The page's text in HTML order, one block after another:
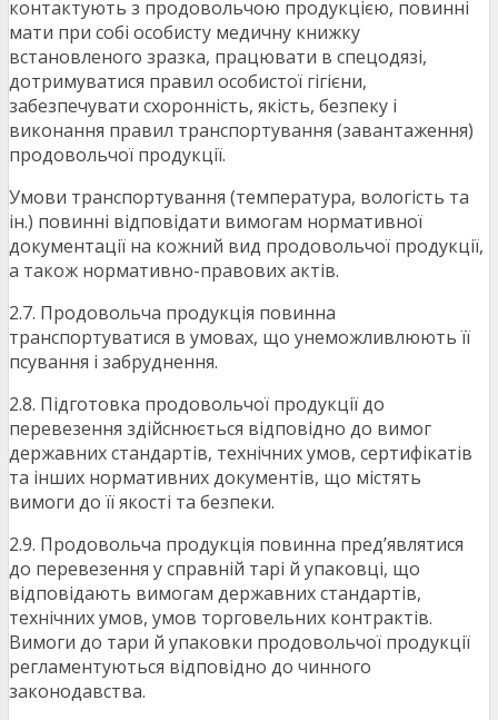
контактують з продовольчою продукцією, повинні
мати при собі особисту медичну книжку
встановленого зразка, працювати в спецодязі,
дотримуватися правил особистої гігієни,
забезпечувати схоронність, якість, безпеку і
виконання правил транспортування (завантаження)
продовольчої продукції.
Умови транспортування (температура, вологість та
ін.) повинні відповідати вимогам нормативної
документації на кожний вид продовольчої продукції,
а також нормативно-правових актів.
2.7. Продовольча продукція повинна
транспортуватися в умовах, що унеможливлюють її
псування і забруднення.
2.8. Підготовка продовольчої продукції до
перевезення здійснюється відповідно до вимог
державних стандартів, технічних умов, сертифікатів
та інших нормативних документів, що містять
вимоги до її якості та безпеки.
2.9. Продовольча продукція повинна пред’являтися
до перевезення у справній тарі й упаковці, що
відповідають вимогам державних стандартів,
технічних умов, умов торговельних контрактів.
Вимоги до тари й упаковки продовольчої продукції
регламентуються відповідно до чинного
законодавства.